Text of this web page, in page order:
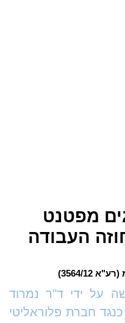
מפטנט
העבודה
12)
על ידי ד"ר נמרוד
חברת פלוראליטי